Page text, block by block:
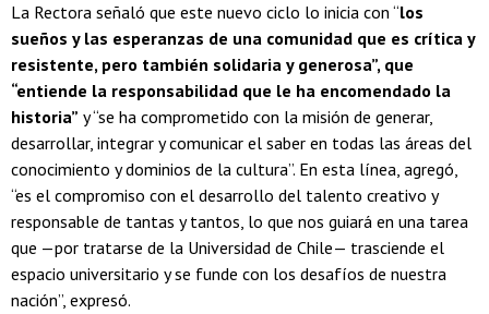
La Rectora señaló que este nuevo ciclo lo inicia con “los
sueños y las esperanzas de una comunidad que es crítica y
resistente, pero también solidaria y generosa”, que
“entiende la responsabilidad que le ha encomendado la
historia” y “se ha comprometido con la misión de generar,
desarrollar, integrar y comunicar el saber en todas las áreas del
conocimiento y dominios de la cultura”. En esta línea, agregó,
“es el compromiso con el desarrollo del talento creativo y
responsable de tantas y tantos, lo que nos guiará en una tarea
que —por tratarse de la Universidad de Chile— trasciende el
espacio universitario y se funde con los desafíos de nuestra
nación”, expresó.